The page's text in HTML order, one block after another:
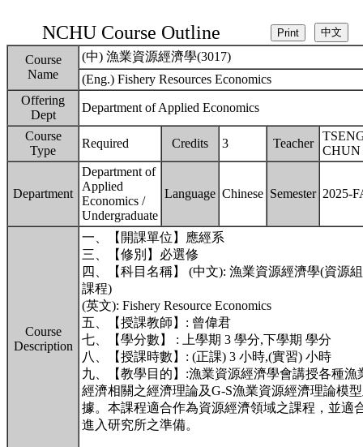
NCHU Course Outline
Course
Name
(中) 漁業資源經濟學(3017)
(Eng.) Fishery Resources Economics
Offering
Dept
Department of Applied Economics
Course
Type
Required Credits 3 Teacher
CHUN
Department
Department of
Applied
Economics /
Undergraduate
Language Chinese Semester 2025-
Course
Description
一、【開課單位】應經系
三、【修別】必選修
四、【科目名稱】 (中文): 漁業資源經濟學(資源
課程)
(英文): Fishery Resource Economics
五、【授課教師】: 曾偉君
七、【學分數】 : 上學期 3 學分,下學期 學分
八、【授課時數】: (正課) 3 小時,(實習) 小時
九、【教學目的】:漁業資源經濟學會講授各種漁
經濟相關之經濟理論及G-S漁業資源經濟理論模
據。本課程適合作為資源經濟領域之課程，並適
進入研究所之準備。